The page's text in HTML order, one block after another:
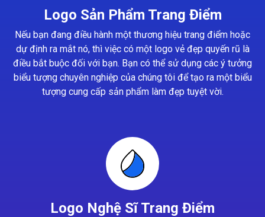
Logo Sản Phẩm Trang Điểm
Nếu bạn đang điều hành một thương hiệu trang điểm hoặc
dự định ra mắt nó, thì việc có một logo vẻ đẹp quyến rũ là
điều bắt buộc đối với bạn. Bạn có thể sử dụng các ý tưởng
biểu tượng chuyên nghiệp của chúng tôi để tạo ra một biểu
tượng cung cấp sản phẩm làm đẹp tuyệt vời.
Logo Nghệ Sĩ Trang Điểm